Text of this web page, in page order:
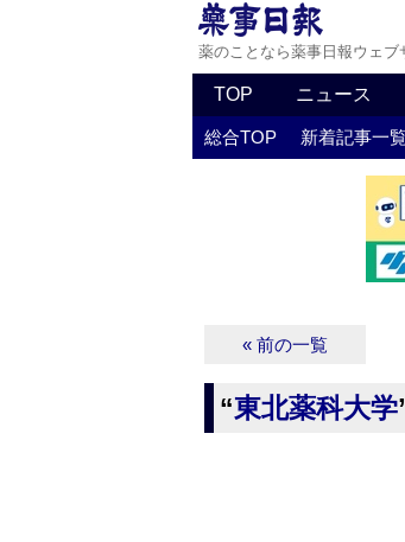
薬のことなら薬事日報ウェブ
TOP ニュース
総合TOP 新着記事一
« 前の一覧
“東北薬科大学